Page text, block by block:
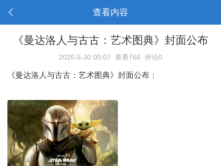
查看内容
《曼达洛人与古古：艺术图典》封面公布
2026-5-30 00:07 查看766 评论0
《曼达洛人与古古：艺术图典》封面公布：